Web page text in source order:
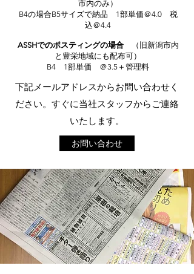
市内のみ）
B4の場合B5サイズで納品 1部単価＠4.0 税
込＠4.4​
ASSHでのポスティングの場合（旧新潟市内
と豊栄地域にも配布可）
B4 1部単価 ＠3.5＋管理料
下記メールアドレスからお問い合わせく
ださい。すぐに当社スタッフからご連絡
いたします。
お問い合わせ